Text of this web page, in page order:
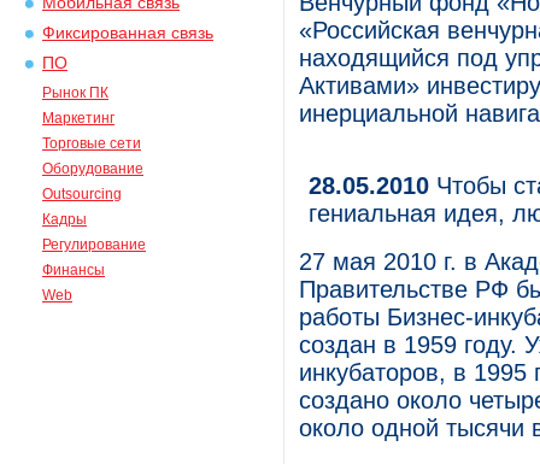
Фиксированная связь
ПО
Рынок ПК
Маркетинг
Торговые сети
Оборудование
Outsourcing
Кадры
Регулирование
Финансы
Web
«Российская
находящийся под
Активами»
инерциальной
28.05.2010 Чтобы
гениальная идея,
27 мая 2010 г. в
Правительстве РФ
работы Бизнес-
создан в 1959 году.
инкубаторов, в
создано около
около одной